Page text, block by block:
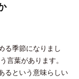
る季節になりまし
言葉があります。
るという意味らしい